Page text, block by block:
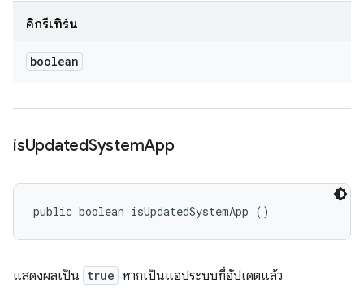
คิกรีเทิร์น
boolean
isUpdatedSystemApp
public boolean isUpdatedSystemApp ()
แสดงผลเป็น true หากเป็นแอประบบที่อัปเดตแล้ว